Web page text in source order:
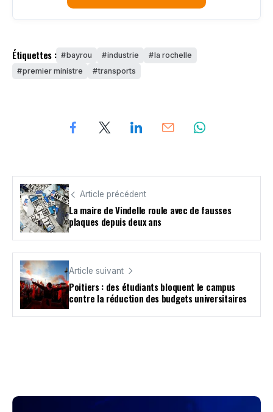
Étiquettes : bayrou industrie
la rochelle
premier ministre
transports
Article précédent
La maire de Vindelle roule avec de fausses
plaques depuis deux ans
Article suivant
Poitiers : des étudiants bloquent le campus
contre la réduction des budgets universitaires